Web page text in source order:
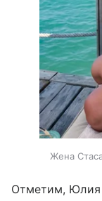
Жена
Отметим, Юлия